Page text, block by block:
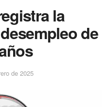
la
de
de 2025